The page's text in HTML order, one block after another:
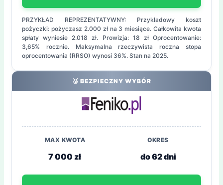
PRZYKŁAD REPREZENTATYWNY: Przykładowy koszt
pożyczki: pożyczasz 2.000 zł na 3 miesiące. Całkowita kwota
spłaty wyniesie 2.018 zł. Prowizja: 18 zł Oprocentowanie:
3,65% rocznie. Maksymalna rzeczywista roczna stopa
oprocentowania (RRSO) wynosi 36%. Stan na 2025.
🥈 BEZPIECZNY WYBÓR
MAX KWOTA
7 000 zł
OKRES
do 62 dni